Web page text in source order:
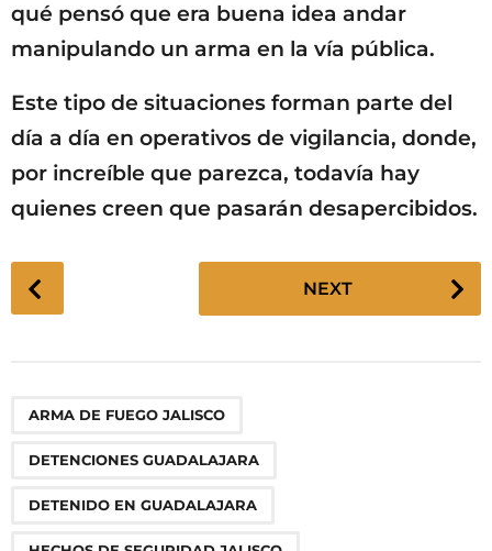
qué pensó que era buena idea andar
manipulando un arma en la vía pública.
Este tipo de situaciones forman parte del
día a día en operativos de vigilancia, donde,
por increíble que parezca, todavía hay
quienes creen que pasarán desapercibidos.
P
o
NEXT
ARMA DE FUEGO JALISCO
DETENCIONES GUADALAJARA
DETENIDO EN GUADALAJARA